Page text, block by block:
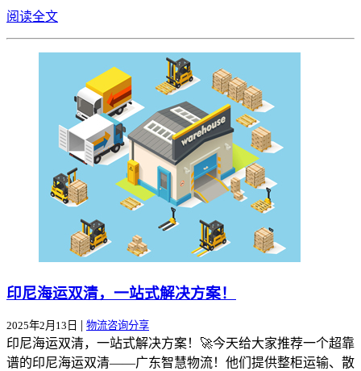
阅读全文
印尼海运双清，一站式解决方案！
2025年2月13日 | 物流咨询分享
印尼海运双清，一站式解决方案！🚀今天给大家推荐一个超靠
谱的印尼海运双清——广东智慧物流！他们提供整柜运输、散